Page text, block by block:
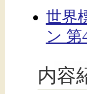
世界
ン
内容